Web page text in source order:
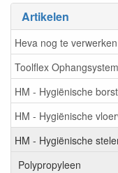
Artikelen
Heva nog te verwerken
Toolflex
HM - Hygiënische
HM - Hygiënische
HM - Hygiënische
Polypropyleen